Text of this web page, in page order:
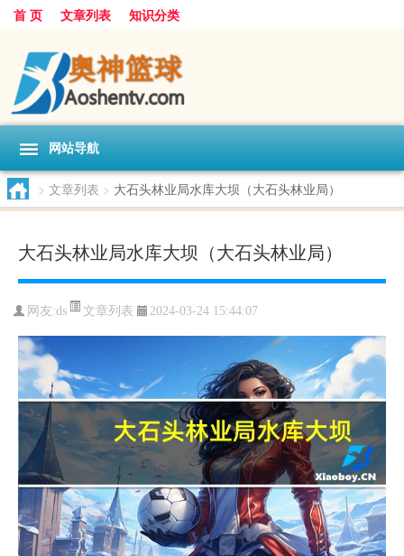
首 页 文章列表 知识分类
网站导航
> 文章列表 > 大石头林业局水库大坝（大石头林业局）
大石头林业局水库大坝（大石头林业局）
网友:ds 文章列表 2024-03-24 15:44:07